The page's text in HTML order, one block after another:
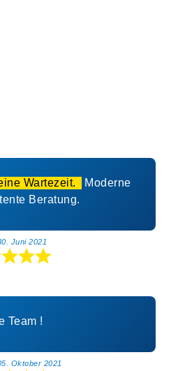
Wartezeit.
Moderne
Beratung.
Juni 2021
Team !
Oktober 2021